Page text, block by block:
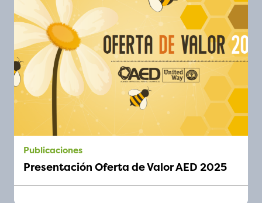
publicaciones
Presentación Oferta de Valor AED 2025